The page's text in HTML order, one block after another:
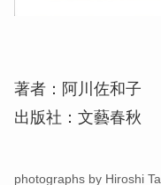
著者：阿川佐和子
出版社：文藝春秋
photographs by Hiroshi